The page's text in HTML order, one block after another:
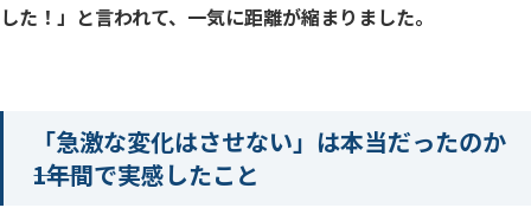
した！」と言われて、一気に距離が縮まりました。
「急激な変化はさせない」は本当だったのか
――1年間で実感したこと